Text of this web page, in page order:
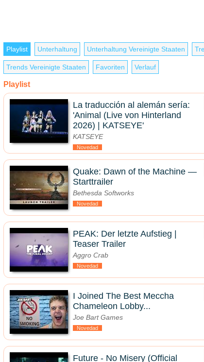
Playlist Unterhaltung Unterhaltung Vereinigte Staaten
Trends Vereinigte Staaten Favoriten Verlauf
Playlist
La traducción al alemán sería:
'Animal (Live von Hinterland
2026) | KATSEYE'
KATSEYE
Novedad
Quake: Dawn of the Machine —
Starttrailer
Bethesda Softworks
Novedad
PEAK: Der letzte Aufstieg |
Teaser Trailer
Aggro Crab
Novedad
I Joined The Best Meccha
Chameleon Lobby...
Joe Bart Games
Novedad
Future - No Misery (Official